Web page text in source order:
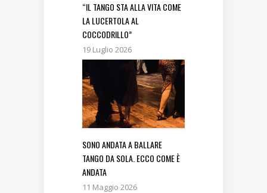
“IL TANGO STA ALLA VITA COME
LA LUCERTOLA AL
COCCODRILLO”
19 Luglio 2026
SONO ANDATA A BALLARE
TANGO DA SOLA. ECCO COME È
ANDATA
11 Maggio 2026